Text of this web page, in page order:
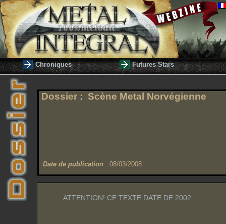
Chroniques Futures Stars
Dossier : Scène Metal Norvégienne
Date de publication : 08/03/2008
ATTENTION! CE TEXTE DATE DE 2002